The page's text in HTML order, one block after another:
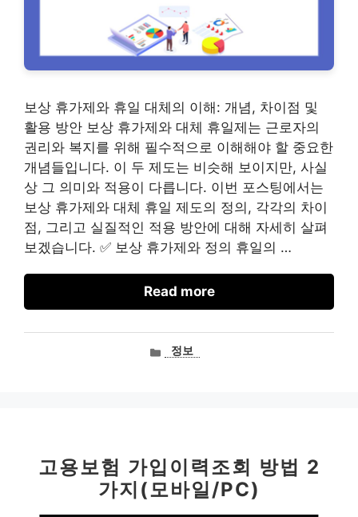
보상 휴가제와 휴일 대체의 이해: 개념, 차이점 및
활용 방안 보상 휴가제와 대체 휴일제는 근로자의
권리와 복지를 위해 필수적으로 이해해야 할 중요한
개념들입니다. 이 두 제도는 비슷해 보이지만, 사실
상 그 의미와 적용이 다릅니다. 이번 포스팅에서는
보상 휴가제와 대체 휴일 제도의 정의, 각각의 차이
점, 그리고 실질적인 적용 방안에 대해 자세히 살펴
보겠습니다. ✅ 보상 휴가제와 정의 휴일의 …
Read more
카정보
고용보험 가입이력조회 방법 2
가지(모바일/PC)